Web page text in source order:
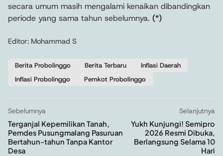
secara umum masih mengalami kenaikan dibandingkan
periode yang sama tahun sebelumnya. (*)
Editor: Mohammad S
Berita Probolinggo Berita Terbaru
Inflasi Daerah
Inflasi Probolinggo
Pemkot Probolinggo
Sebelumnya
Terganjal Kepemilikan Tanah,
Pemdes Pusungmalang Pasuruan
Bertahun-tahun Tanpa Kantor
Desa
Selanjutnya
Yukh Kunjungi! Semipro
2026 Resmi Dibuka,
Berlangsung Selama 10
Hari